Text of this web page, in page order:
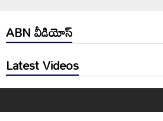
ABN వీడియోస్
Latest Videos